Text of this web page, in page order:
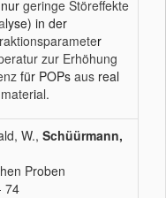
nur geringe Störeffekte
lyse) in der
r
zur Erhöhung
für POPs aus real
ial.
W., Schüürmann,
Proben
74